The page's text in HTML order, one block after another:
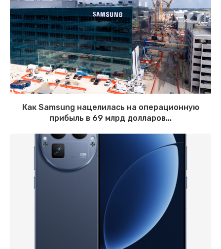
Как Samsung нацелилась на операционную
прибыль в 69 млрд долларов...